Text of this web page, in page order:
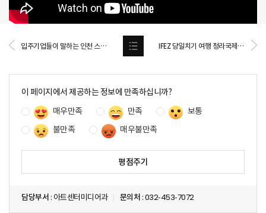
입주기업들이 말하는 인천 스타트업파크 IFEZ 당일치기 여행 청라국제도시
이 페이지에서 제공하는 정보에 만족하십니까?
매우만족
만족
보통
불만족
매우불만족
담당부서 : 아트센터미디어과 문의처 : 032-453-7072